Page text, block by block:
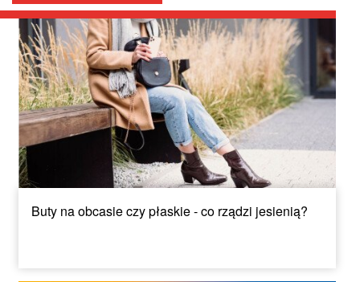
Buty na obcasie czy płaskie - co rządzi jesienią?